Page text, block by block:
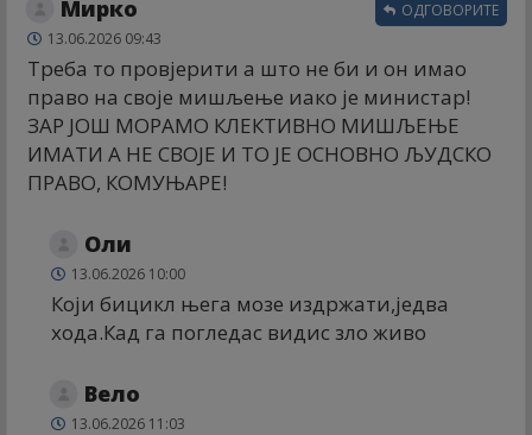
Мирко
13.06.2026 09:43
Треба то провјерити а што не би и он имао
право на своје мишљење иако је министар!
ЗАР ЈОШ МОРАМО КЛЕКТИВНО МИШЉЕЊЕ
ИМАТИ А НЕ СВОЈЕ И ТО ЈЕ ОСНОВНО ЉУДСКО
ПРАВО, КОМУЊАРЕ!
ОДГОВОРИТЕ
Оли
13.06.2026 10:00
Који бицикл њега мозе издржати,једва
хода.Кад га погледас видис зло живо
Вело
13.06.2026 11:03